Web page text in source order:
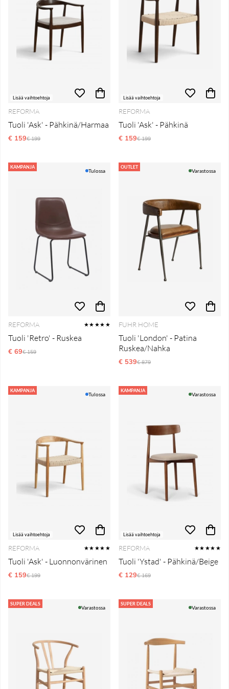
Lisää vaihtoehtoja
REFORMA
Tuoli 'Ask' - Pähkinä/Harmaa
€ 159Normaali hinta
€ 199
Lisää vaihtoehtoja
REFORMA
Tuoli 'Ask' - Pähkinä
€ 159Normaali hinta
€ 199
KAMPANJA
Tulossa
REFORMA ★★★★★
Tuoli 'Retro' - Ruskea
€ 69Normaali hinta
€ 159
OUTLET
Varastossa
FUHR HOME
Tuoli 'London' - Patina
Ruskea/Nahka
€ 539Normaali hinta
€ 879
KAMPANJA
Lisää vaihtoehtoja
Tulossa
REFORMA ★★★★★
Tuoli 'Ask' - Luonnonvärinen
€ 159Normaali hinta
€ 199
KAMPANJA
Lisää vaihtoehtoja
Varastossa
REFORMA ★★★★★
Tuoli 'Ystad' - Pähkinä/Beige
€ 129Normaali hinta
€ 169
SUPER DEALS
Varastossa
SUPER DEALS
Varastossa